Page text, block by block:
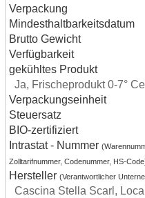
Verpackung
Mindesthaltbarkeitsdatum
Brutto Gewicht
Verfügbarkeit
gekühltes Produkt
Ja, Frischeprodukt 0-7°
Verpackungseinheit
Steuersatz
BIO-zertifiziert
Intrastat - Nummer
Zolltarifnummer, Codenummer, HS-
Hersteller (Verantwortlicher
Cascina Stella Scarl,